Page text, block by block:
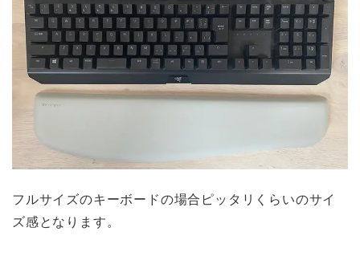
フルサイズのキーボードの場合ピッタリくらいのサイ
ズ感となります。